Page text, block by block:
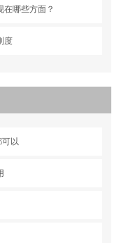
在哪些方面？
度
以